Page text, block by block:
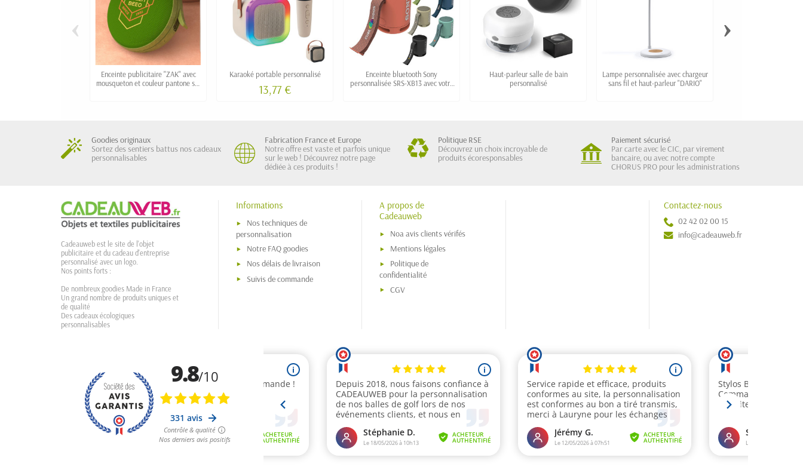
Enceinte publicitaire "ZAK" avec
mousqueton et couleur pantone sur
Karaoké portable personnalisé
13,77 €
Enceinte bluetooth Sony
personnalisée SRS-XB13 avec votre
Haut-parleur salle de bain
personnalisé
Lampe personnalisée avec chargeur
sans fil et haut-parleur "DARIO"
‹ ›
Goodies originaux
Sortez des sentiers battus nos cadeaux
personnalisables
Fabrication France et Europe
Notre offre est vaste et parfois unique
sur le web ! Découvrez notre page
dédiée à ces produits !
Politique RSE
Découvrez un choix incroyable de
produits écoresponsables
Paiement sécurisé
Par carte avec le CIC, par virement
bancaire, ou avec notre compte
CHORUS PRO pour les administrations
Cadeauweb est le site de l'objet
publicitaire et du cadeau d'entreprise
personnalisé avec un logo.
Nos points forts :
De nombreux goodies Made in France
Un grand nombre de produits uniques et
de qualité
Des cadeaux écologiques
personnalisables
Informations
Nos techniques de
personnalisation
Notre FAQ goodies
Nos délais de livraison
Suivis de commande
A propos de
Cadeauweb
Noa avis clients vérifés
Mentions légales
Politique de
confidentialité
CGV
Contactez-nous
02 42 02 00 15
info@cadeauweb.fr